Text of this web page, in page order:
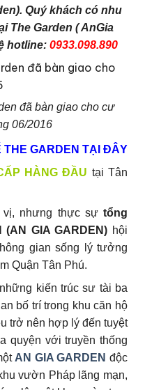
Quý khách có nhu
The Garden ( AnGia
hotline: 0933.098.890
đã bàn giao cho cư
06/2016
THE GARDEN TẠI ĐÂY
HÀNG ĐẦU tại Tân
vị, nhưng thực sự tổng
GIA GARDEN) hội
gian sống lý tưởng
Quận Tân Phú.
kiến trúc sư tài ba
bố trí trong khu căn hộ
trở nên hợp lý đến tuyệt
quyện với truyền thống
AN GIA GARDEN độc
vườn Pháp lãng mạn,